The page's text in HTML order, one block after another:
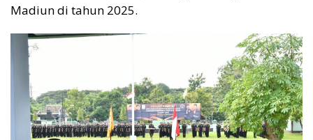
Madiun di tahun 2025.